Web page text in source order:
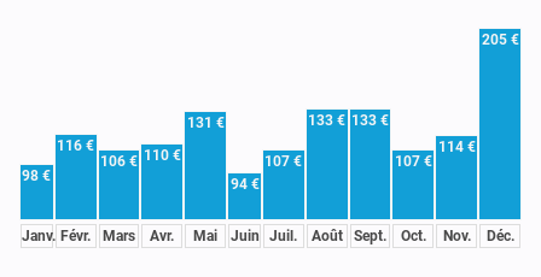
98 €
Janv.
116 €
Févr.
106 €
Mars
110 €
Avr.
131 €
Mai
94 €
Juin
107 €
Juil.
133 €
Août
133 €
Sept.
107 €
Oct.
114 €
Nov.
205 €
Déc.